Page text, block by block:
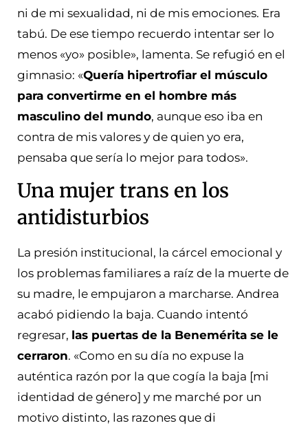
ni de mi sexualidad, ni de mis emociones. Era
tabú. De ese tiempo recuerdo intentar ser lo
menos «yo» posible», lamenta. Se refugió en el
gimnasio: «Quería hipertrofiar el músculo
para convertirme en el hombre más
masculino del mundo, aunque eso iba en
contra de mis valores y de quien yo era,
pensaba que sería lo mejor para todos».
Una mujer trans en los
antidisturbios
La presión institucional, la cárcel emocional y
los problemas familiares a raíz de la muerte de
su madre, le empujaron a marcharse. Andrea
acabó pidiendo la baja. Cuando intentó
regresar, las puertas de la Benemérita se le
cerraron. «Como en su día no expuse la
auténtica razón por la que cogía la baja [mi
identidad de género] y me marché por un
motivo distinto, las razones que di